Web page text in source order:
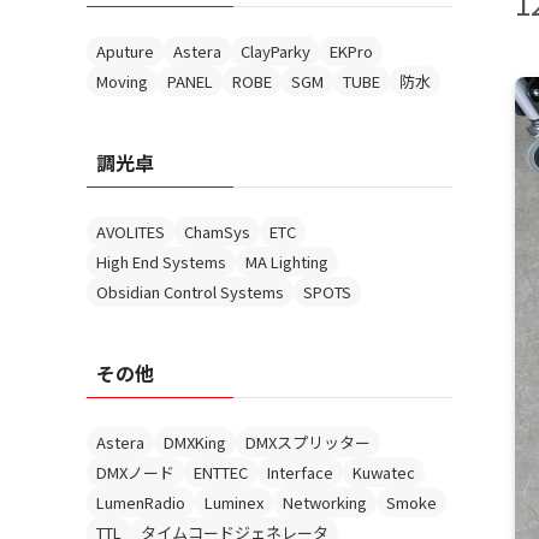
Aputure Astera ClayParky
EKPro
Moving
PANEL ROBE SGM TUBE 防水
調光卓
AVOLITES ChamSys
ETC
High End Systems
MA Lighting
Obsidian Control Systems
SPOTS
その他
Astera DMXKing
DMXスプリッター
DMXノード
ENTTEC Interface
Kuwatec
LumenRadio
Luminex Networking
Smoke
TTL
タイムコードジェネレータ